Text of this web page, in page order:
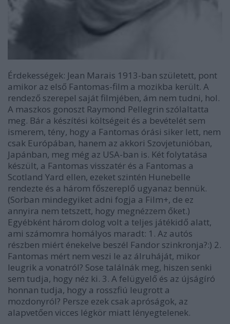
Érdekességek: Jean Marais 1913-ban született, pont
amikor az első Fantomas-film a mozikba került. A
rendező szerepel saját filmjében, ám nem tudni, hol.
A maszkos gonoszt Raymond Pellegrin szólaltatta
meg. Bár a készítési költségeit és a bevételét sem
ismerem, tény, hogy a Fantomas órási siker lett, nem
csak Európában, hanem az akkori Szovjetunióban,
Japánban, meg még az USA-ban is. Két folytatása
készült, a Fantomas visszatér és a Fantomas a
Scotland Yard ellen, ezeket szintén Hunebelle
rendezte és a három főszereplő ugyanaz bennük.
(Sorban mindegyiket adni fogja a Film+, de ez
annyira nem tetszett, hogy megnézzem őket.)
Egyébként három dolog volt a teljes játékidő alatt,
ami számomra homályos maradt: 1. Az autós
részben miért énekelve beszél Fandor szinkronja?:) 2.
Fantomas mért nem veszi le az álruháját, mikor
leugrik a vonatról? Sose találnák meg, hiszen senki
sem tudja, hogy néz ki. 3. A felügyelő és az újságíró
honnan tudja, hogy a rosszfiú leugrott a
mozdonyról? Persze ezek csak apróságok, az
alapvetően vicces légkör miatt lényegtelenek.